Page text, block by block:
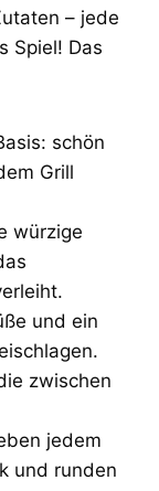
– jede
Spiel! Das
schön
Grill
würzige
und ein
zwischen
jedem
und runden